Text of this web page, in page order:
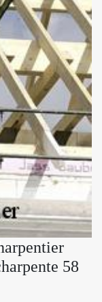
58